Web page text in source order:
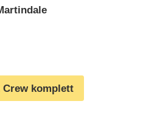
Crew komplett